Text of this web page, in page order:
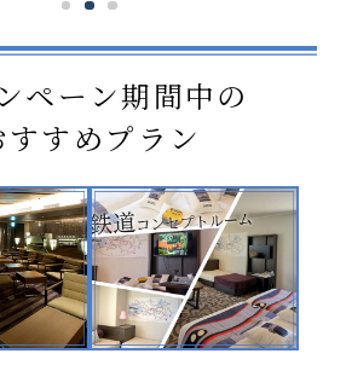
ペーン期間中の
すすめプラン